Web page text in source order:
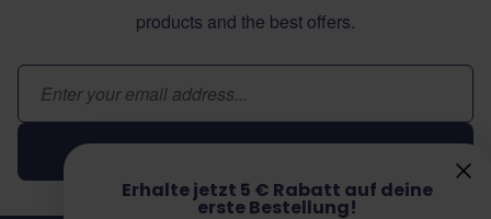
products and the best offers.
E-Mail-Adresse
Abonnieren
Erhalte jetzt 5 € Rabatt auf deine
erste Bestellung!